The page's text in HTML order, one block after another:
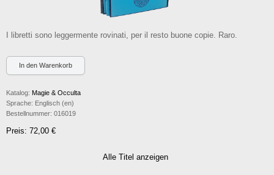
I libretti sono leggermente rovinati, per il resto buone copie. Raro.
Katalog: Magie & Occulta
Sprache: Englisch (en)
Bestellnummer: 016019
Preis: 72,00 €
Alle Titel anzeigen